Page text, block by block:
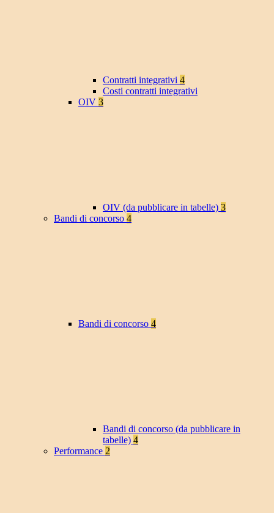
Contratti integrativi 4
Costi contratti integrativi
OIV 3
OIV (da pubblicare in tabelle) 3
Bandi di concorso 4
Bandi di concorso 4
Bandi di concorso (da pubblicare in
tabelle) 4
Performance 2